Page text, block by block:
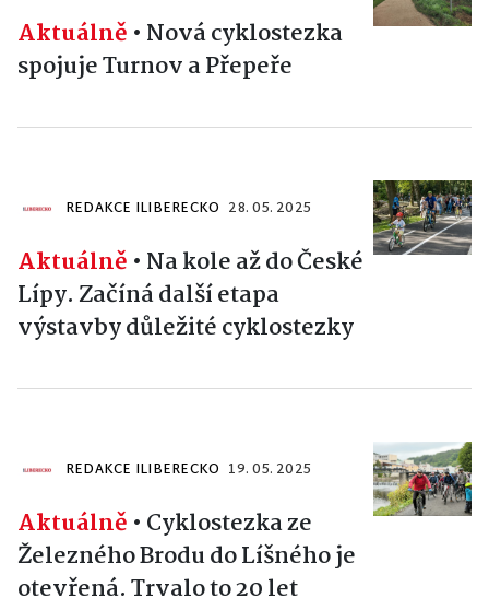
Aktuálně • Nová cyklostezka
spojuje Turnov a Přepeře
REDAKCE ILIBERECKO 28. 05. 2025
Aktuálně • Na kole až do České
Lípy. Začíná další etapa
výstavby důležité cyklostezky
REDAKCE ILIBERECKO 19. 05. 2025
Aktuálně • Cyklostezka ze
Železného Brodu do Líšného je
otevřená. Trvalo to 20 let